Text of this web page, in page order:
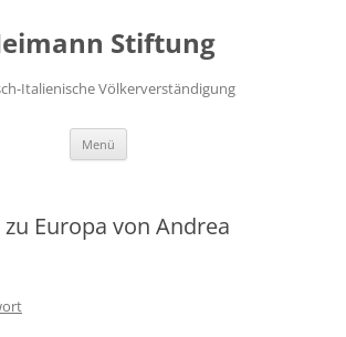
Stiftung
Italienische Völkerverständigung
Menü
Europa von Andrea